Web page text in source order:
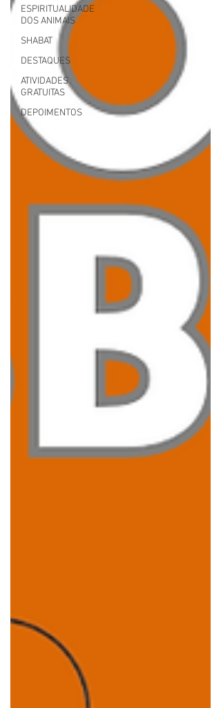
ESPIRITUALIDADE
DOS ANIMAIS
SHABAT
DESTAQUES
ATIVIDADES
GRATUITAS
DEPOIMENTOS